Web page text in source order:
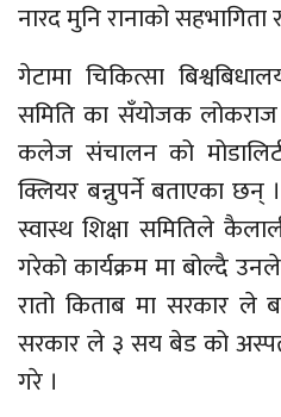
नारद मुनि रानाको सहभागिता
गेटामा चिकित्सा
समिति का सँयोजक
कलेज संचालन को
क्लियर बन्नुपर्ने बताएका
स्वास्थ शिक्षा समितिले
गरेको कार्यक्रम मा बोल्दै
रातो किताब मा सरकार
सरकार ले ३ सय बेड को
गरे ।